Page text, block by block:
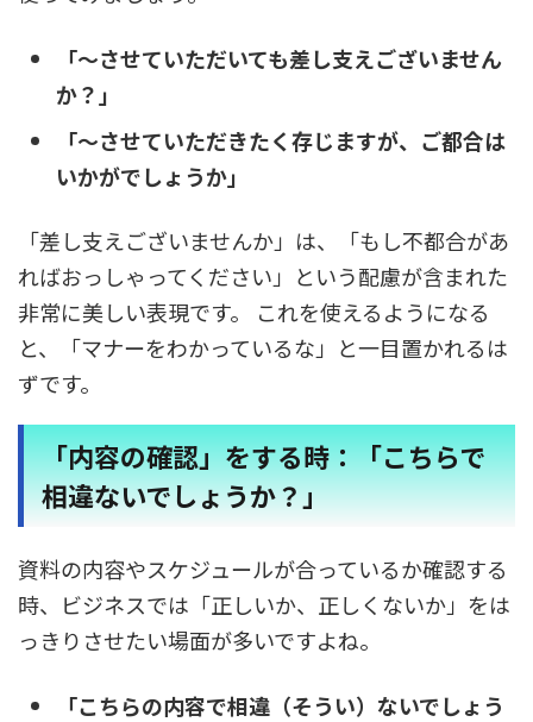
「〜させていただいても差し支えございません
か？」
「〜させていただきたく存じますが、ご都合は
いかがでしょうか」
「差し支えございませんか」は、「もし不都合があ
ればおっしゃってください」という配慮が含まれた
非常に美しい表現です。 これを使えるようになる
と、「マナーをわかっているな」と一目置かれるは
ずです。
「内容の確認」をする時：「こちらで
相違ないでしょうか？」
資料の内容やスケジュールが合っているか確認する
時、ビジネスでは「正しいか、正しくないか」をは
っきりさせたい場面が多いですよね。
「こちらの内容で相違（そうい）ないでしょう